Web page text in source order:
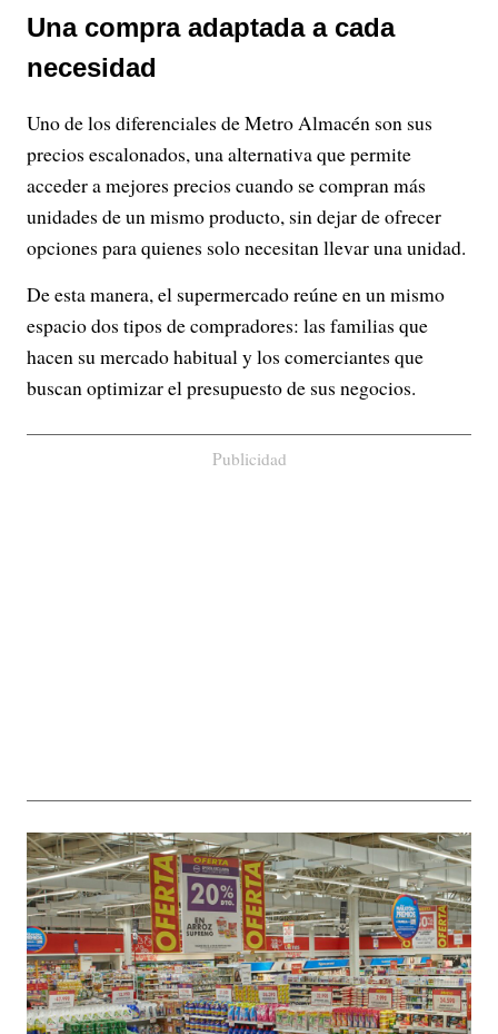
Una compra adaptada a cada
necesidad
Uno de los diferenciales de Metro Almacén son sus
precios escalonados, una alternativa que permite
acceder a mejores precios cuando se compran más
unidades de un mismo producto, sin dejar de ofrecer
opciones para quienes solo necesitan llevar una unidad.
De esta manera, el supermercado reúne en un mismo
espacio dos tipos de compradores: las familias que
hacen su mercado habitual y los comerciantes que
buscan optimizar el presupuesto de sus negocios.
Publicidad